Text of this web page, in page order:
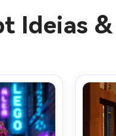
Ideias